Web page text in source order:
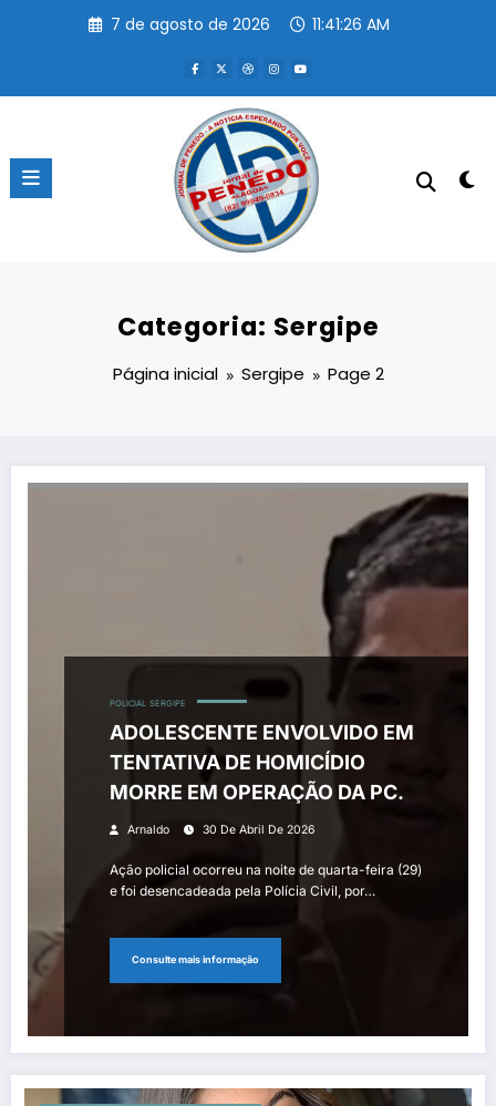
7 de agosto de 2026 11:41:27 AM
Categoria: Sergipe
Página inicial Sergipe Page 2
POLICIAL SERGIPE
ADOLESCENTE ENVOLVIDO EM
TENTATIVA DE HOMICÍDIO
MORRE EM OPERAÇÃO DA PC.
Arnaldo 30 De Abril De 2026
Ação policial ocorreu na noite de quarta-feira (29)
e foi desencadeada pela Polícia Civil, por…
Consulte mais informação